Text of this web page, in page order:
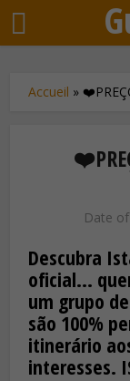
Accueil »
Date
Descubra
oficial…
um grupo
são 100%
itinerário
interesses.